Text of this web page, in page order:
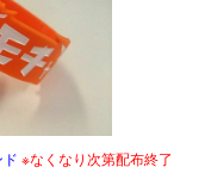
※なくなり次第配布終了